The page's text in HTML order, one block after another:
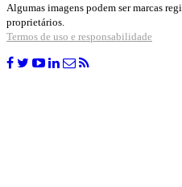
Algumas imagens podem ser marcas
proprietários.
Termos de uso e responsabilidade